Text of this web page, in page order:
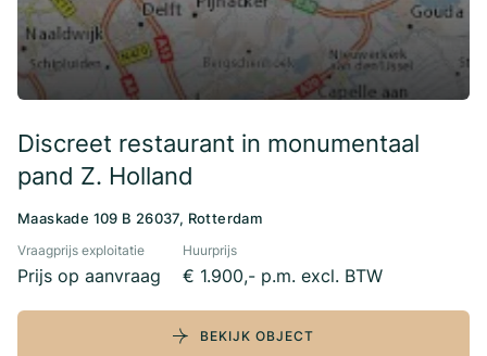
Discreet restaurant in monumentaal
pand Z. Holland
Maaskade 109 B 26037, Rotterdam
Vraagprijs exploitatie
Prijs op aanvraag
Huurprijs
€ 1.900,- p.m. excl. BTW
BEKIJK OBJECT